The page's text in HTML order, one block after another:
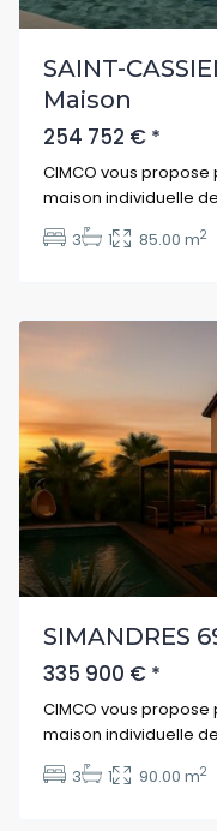
SAINT-
Maison
254 752 € *
CIMCO vous
maison individuelle
3 1 85.00 m2
SIMANDRES
335 900 € *
CIMCO vous
maison individuelle
3 1 90.00 m2